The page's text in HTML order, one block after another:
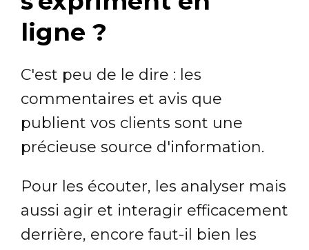
ligne ?
C'est peu de le dire : les
commentaires et avis que
publient vos clients sont une
précieuse source d'information.
Pour les écouter, les analyser mais
aussi agir et interagir efficacement
derrière, encore faut-il bien les